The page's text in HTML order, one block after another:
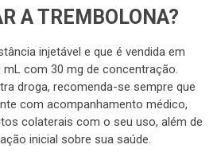
A TREMBOLONA?
injetável e que é vendida em
com 30 mg de concentração.
droga, recomenda-se sempre que
com acompanhamento médico,
colaterais com o seu uso, além de
inicial sobre sua saúde.